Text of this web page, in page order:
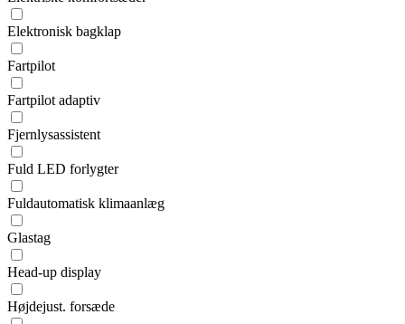
Elektronisk bagklap
Fartpilot
Fartpilot adaptiv
Fjernlysassistent
Fuld LED forlygter
Fuldautomatisk klimaanlæg
Glastag
Head-up display
Højdejust. forsæde